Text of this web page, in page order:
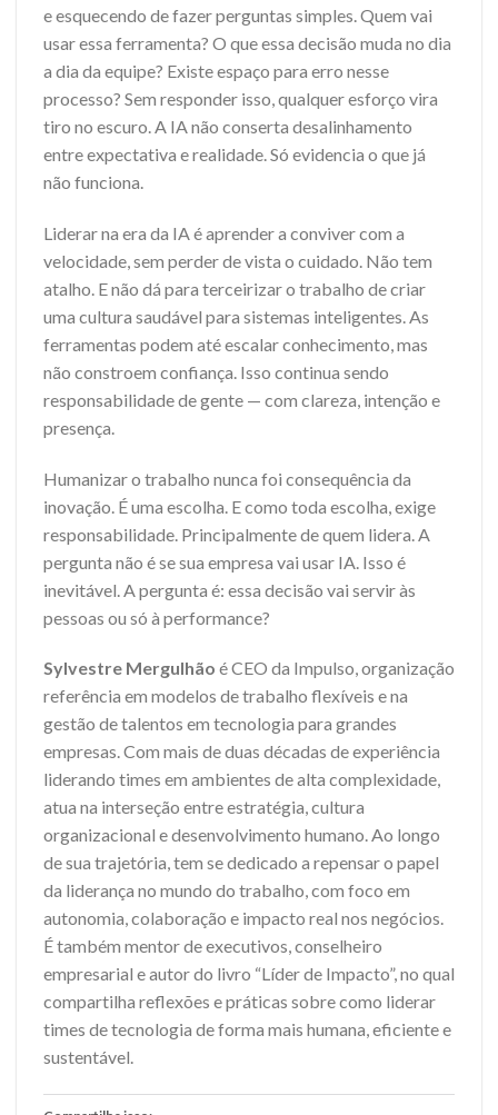
e esquecendo de fazer perguntas simples. Quem vai
usar essa ferramenta? O que essa decisão muda no dia
a dia da equipe? Existe espaço para erro nesse
processo? Sem responder isso, qualquer esforço vira
tiro no escuro. A IA não conserta desalinhamento
entre expectativa e realidade. Só evidencia o que já
não funciona.
Liderar na era da IA é aprender a conviver com a
velocidade, sem perder de vista o cuidado. Não tem
atalho. E não dá para terceirizar o trabalho de criar
uma cultura saudável para sistemas inteligentes. As
ferramentas podem até escalar conhecimento, mas
não constroem confiança. Isso continua sendo
responsabilidade de gente — com clareza, intenção e
presença.
Humanizar o trabalho nunca foi consequência da
inovação. É uma escolha. E como toda escolha, exige
responsabilidade. Principalmente de quem lidera. A
pergunta não é se sua empresa vai usar IA. Isso é
inevitável. A pergunta é: essa decisão vai servir às
pessoas ou só à performance?
Sylvestre Mergulhão é CEO da Impulso, organização
referência em modelos de trabalho flexíveis e na
gestão de talentos em tecnologia para grandes
empresas. Com mais de duas décadas de experiência
liderando times em ambientes de alta complexidade,
atua na interseção entre estratégia, cultura
organizacional e desenvolvimento humano. Ao longo
de sua trajetória, tem se dedicado a repensar o papel
da liderança no mundo do trabalho, com foco em
autonomia, colaboração e impacto real nos negócios.
É também mentor de executivos, conselheiro
empresarial e autor do livro “Líder de Impacto”, no qual
compartilha reflexões e práticas sobre como liderar
times de tecnologia de forma mais humana, eficiente e
sustentável.